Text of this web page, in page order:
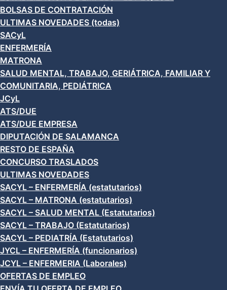
BOLSAS DE CONTRATACIÓN
ULTIMAS NOVEDADES (todas)
SACyL
ENFERMERÍA
MATRONA
SALUD MENTAL, TRABAJO, GERIÁTRICA, FAMILIAR Y
COMUNITARIA, PEDIÁTRICA
JCyL
ATS/DUE
ATS/DUE EMPRESA
DIPUTACIÓN DE SALAMANCA
RESTO DE ESPAÑA
CONCURSO TRASLADOS
ULTIMAS NOVEDADES
SACYL – ENFERMERÍA (estatutarios)
SACYL – MATRONA (estatutarios)
SACYL – SALUD MENTAL (Estatutarios)
SACYL – TRABAJO (Estatutarios)
SACYL – PEDIATRÍA (Estatutarios)
JYCL – ENFERMERÍA (funcionarios)
JCYL – ENFERMERIA (Laborales)
OFERTAS DE EMPLEO